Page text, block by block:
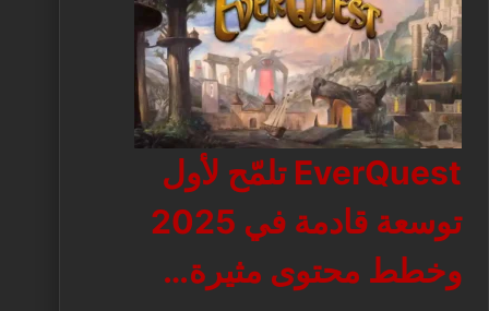
EverQuest تلمّح لأول
توسعة قادمة في 2025
وخطط محتوى مثيرة…